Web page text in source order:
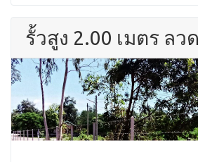
รั้วสูง 2.00 เมตร ลว